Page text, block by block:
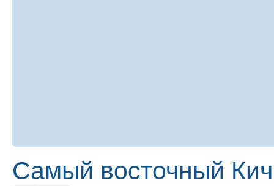
Самый восточный